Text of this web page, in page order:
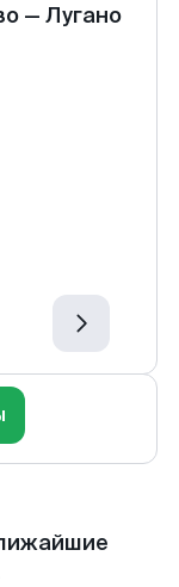
— Лугано